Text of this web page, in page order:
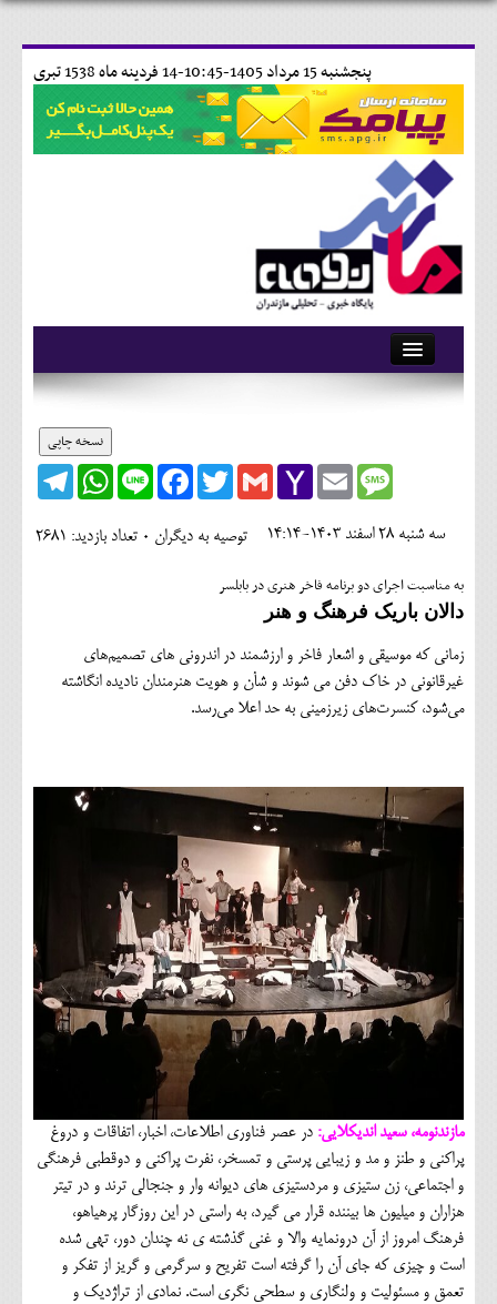
14 فردينه ماه 1538 تبری پنجشنبه 15 مرداد 1405-10:45-
آرشیو
وبلاگ
کلینیک
حقوقی
محیط زیست و گردشگری
اقتصادی
سیاسی
نسخه چاپی
Telegram
WhatsApp Line
FacebookTwitterGmailYahoo
Mail
EmailMessage
تعداد بازدید: 2681 توصیه به دیگران 0 سه شنبه 28 اسفند 1403-14:14
به مناسبت اجرای دو برنامه فاخر هنری در بابلسر
دالان باریک فرهنگ و هنر
زمانی که موسیقی و اشعار فاخر و ارزشمند در اندرونی های تصمیم‌های
غیرقانونی در خاک دفن می شوند و شأن و هویت هنرمندان نادیده انگاشته
می‌شود، کنسرت‌های زیرزمینی به حد اعلا می‌رسد.
مازندنومه، سعید اندیکلایی: در عصر فناوری اطلاعات، اخبار، اتفاقات و دروغ
پراکنی و طنز و مد و زیبایی پرستی و تمسخر، نفرت پراکنی و دوقطبی فرهنگی
و اجتماعی، زن ستیزی و مردستیزی های دیوانه وار و جنجالی ترند و در تیتر
هزاران و میلیون ها بیننده قرار می گیرد، به راستی در این روزگار پرهیاهو،
فرهنگ امروز از آن درونمایه والا و غنی گذشته ی نه چندان دور، تهی شده
است و چیزی که جای آن را گرفته است تفریح و سرگرمی و گریز از تفکر و
تعمق و مسئولیت و ولنگاری و سطحی نگری است. نمادی از تراژدیک و